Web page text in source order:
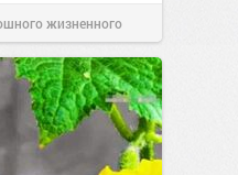
жизненного